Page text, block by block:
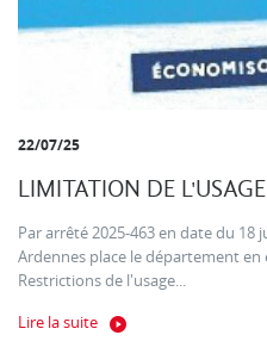
22/07/25
LIMITATION DE
Par arrêté 2025-463 en date du 18
Ardennes place le département en
Restrictions de l'usage...
Lire la suite